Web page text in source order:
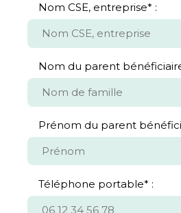
Nom CSE, entreprise*
Nom du parent
Prénom du parent
Téléphone portable*